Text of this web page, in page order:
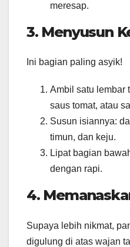
meresap.
3. Menyusun
Ini bagian paling asyik!
Ambil satu lembar
saus tomat, atau
Susun isiannya:
timun, dan keju.
Lipat bagian
dengan rapi.
4.
Supaya lebih nikmat,
digulung di atas wajan